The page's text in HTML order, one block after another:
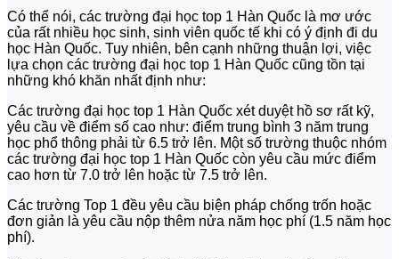
Có thể nói, các trường đại học top 1 Hàn Quốc là mơ ước
của rất nhiều học sinh, sinh viên quốc tế khi có ý định đi du
học Hàn Quốc. Tuy nhiên, bên cạnh những thuận lợi, việc
lựa chọn các trường đại học top 1 Hàn Quốc cũng tồn tại
những khó khăn nhất định như:
Các trường đại học top 1 Hàn Quốc xét duyệt hồ sơ rất kỹ,
yêu cầu về điểm số cao như: điểm trung bình 3 năm trung
học phổ thông phải từ 6.5 trở lên. Một số trường thuộc nhóm
các trường đại học top 1 Hàn Quốc còn yêu cầu mức điểm
cao hơn từ 7.0 trở lên hoặc từ 7.5 trở lên.
Các trường Top 1 đều yêu cầu biện pháp chống trốn hoặc
đơn giản là yêu cầu nộp thêm nửa năm học phí (1.5 năm học
phí).